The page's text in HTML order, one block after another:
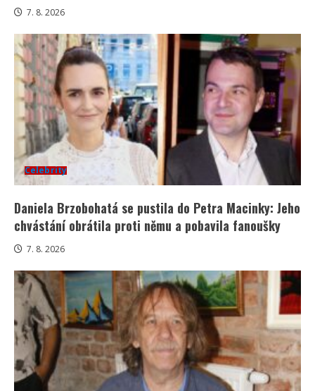
7. 8. 2026
Celebrity
Daniela Brzobohatá se pustila do Petra Macinky: Jeho
chvástání obrátila proti němu a pobavila fanoušky
7. 8. 2026